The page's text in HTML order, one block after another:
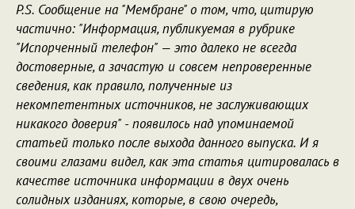
P.S. Сообщение на "Мембране" о том, что, цитирую
частично: "Информация, публикуемая в рубрике
"Испорченный телефон" — это далеко не всегда
достоверные, а зачастую и совсем непроверенные
сведения, как правило, полученные из
некомпетентных источников, не заслуживающих
никакого доверия" - появилось над упоминаемой
статьей только после выхода данного выпуска. И я
своими глазами видел, как эта статья цитировалась в
качестве источника информации в двух очень
солидных изданиях, которые, в свою очередь,